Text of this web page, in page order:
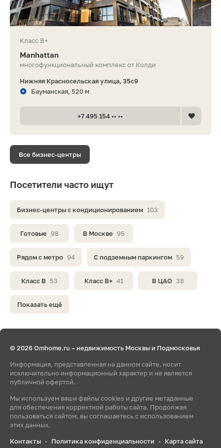
Класс B+
Manhattan
многофункциональный комплекс от Колди
Нижняя Красносельская улица, 35с9
Бауманская, 520 м
+7 495 154 •• ••
Все бизнес-центры
Посетители часто ищут
Бизнес-центры с кондиционированием 103
Готовые 98 В Москве 95
Рядом с метро 94 С подземным паркингом 59
Класс B 53 Класс B+ 41 В ЦАО 38
Показать ещё
© 2026 Omhome.ru – недвижимость Москвы и Подмосковья
Информация, представленная на данном сайте, носит
исключительно информационный характер и не является
публичной офертой.
Мы используем ваши файлы cookies и другие метаданные
для обеспечения корректной работы сайта. Продолжая
пользоваться сайтом, вы соглашаетесь с использованием
этих данных.
Контакты • Политика конфиденциальности • Карта сайта